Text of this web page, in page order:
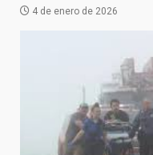
4 de enero de 2026